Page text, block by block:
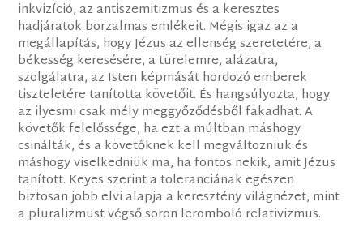
inkvizíció, az antiszemitizmus és a keresztes
hadjáratok borzalmas emlékeit. Mégis igaz az a
megállapítás, hogy Jézus az ellenség szeretetére, a
békesség keresésére, a türelemre, alázatra,
szolgálatra, az Isten képmását hordozó emberek
tiszteletére tanította követőit. És hangsúlyozta, hogy
az ilyesmi csak mély meggyőződésből fakadhat. A
követők felelőssége, ha ezt a múltban máshogy
csinálták, és a követőknek kell megváltozniuk és
máshogy viselkedniük ma, ha fontos nekik, amit Jézus
tanított. Keyes szerint a toleranciának egészen
biztosan jobb elvi alapja a keresztény világnézet, mint
a pluralizmust végső soron leromboló relativizmus.